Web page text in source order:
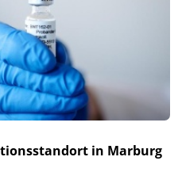
in Marburg